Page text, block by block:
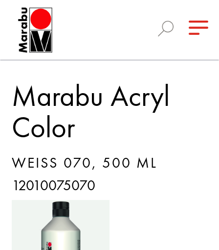
Marabu Acryl
Color
WEISS 070, 500 ML
12010075070